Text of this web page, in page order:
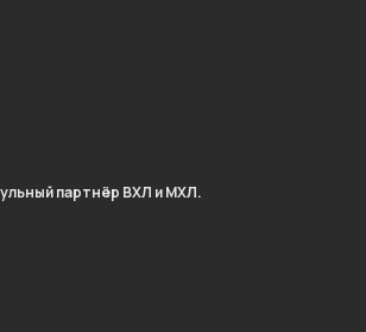
партнёр ВХЛ и МХЛ.